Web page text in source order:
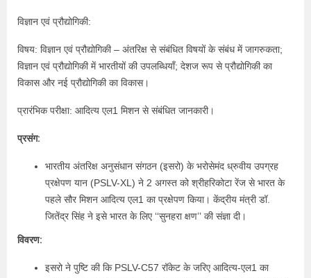
विज्ञान एवं प्रौद्योगिकी:
विषय: विज्ञान एवं प्रौद्योगिकी – अंतरिक्ष से संबंधित विषयों के संबंध में जागरुकता;
विज्ञान एवं प्रौद्योगिकी में भारतीयों की उपलब्धियाँ; देशज रूप से प्रौद्योगिकी का
विकास और नई प्रौद्योगिकी का विकास।
प्रारंभिक परीक्षा: आदित्य एल1 मिशन से संबंधित जानकारी।
प्रसंग:
भारतीय अंतरिक्ष अनुसंधान संगठन (इसरो) के भरोसेमंद ध्रुवीय उपग्रह
प्रक्षेपण यान (PSLV-XL) ने 2 अगस्त को श्रीहरिकोटा रेंज से भारत के
पहले सौर मिशन आदित्य एल1 का प्रक्षेपण किया। केंद्रीय मंत्री डॉ.
जितेंद्र सिंह ने इसे भारत के लिए ‘‘सुनहरा क्षण’’ की संज्ञा दी।
विवरण:
इसरो ने पुष्टि की कि PSLV-C57 रॉकेट के जरिए आदित्य-एल1 का